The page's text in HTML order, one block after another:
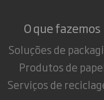
O que fazemos
Soluções de
Produtos de
Serviços de